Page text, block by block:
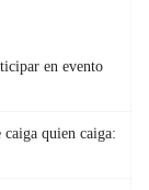
en evento
quien caiga: